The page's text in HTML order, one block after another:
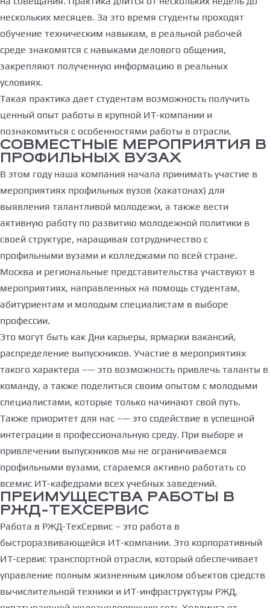
нескольких месяцев. За это время студенты проходят
обучение техническим навыкам, в реальной рабочей
среде знакомятся с навыками делового общения,
закрепляют полученную информацию в реальных
условиях.
Такая практика дает студентам возможность получить
ценный опыт работы в крупной ИТ-компании и
познакомиться с особенностями работы в отрасли.
СОВМЕСТНЫЕ МЕРОПРИЯТИЯ В
ПРОФИЛЬНЫХ ВУЗАХ
В этом году наша компания начала принимать участие в
мероприятиях профильных вузов (хакатонах) для
выявления талантливой молодежи, а также вести
активную работу по развитию молодежной политики в
своей структуре, наращивая сотрудничество с
профильными вузами и колледжами по всей стране.
Москва и региональные представительства участвуют в
мероприятиях, направленных на помощь студентам,
абитуриентам и молодым специалистам в выборе
профессии.
Это могут быть как Дни карьеры, ярмарки вакансий,
распределение выпускников. Участие в мероприятиях
такого характера –— это возможность привлечь таланты в
команду, а также поделиться своим опытом с молодыми
специалистами, которые только начинают свой путь.
Также приоритет для нас –— это содействие в успешной
интеграции в профессиональную среду. При выборе и
привлечении выпускников мы не ограничиваемся
профильными вузами, стараемся активно работать со
всемис ИТ-кафедрами всех учебных заведений.
ПРЕИМУЩЕСТВА РАБОТЫ В
РЖД-ТЕХСЕРВИС
Работа в РЖД-ТехСервис – это работа в
быстроразвивающейся ИТ-компании. Это корпоративный
ИТ-сервис транспортной отрасли, который обеспечивает
управление полным жизненным циклом объектов средств
вычислительной техники и ИТ-инфраструктуры РЖД,